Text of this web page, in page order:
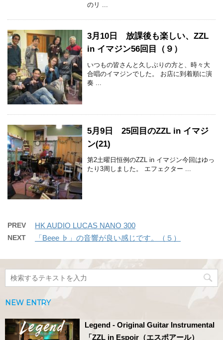
のリ ...
3月10日 放課後も楽しい、ZZL
in イマジン56回目（９）
いつもの皆さんと久しぶりの方と、時々大
合唱のイマジンでした。 お店に到着順に演
奏 ...
5月9日 25回目のZZL in イマジ
ン(21)
第2土曜日恒例のZZL in イマジン今回はゆっ
たり3周しました。 エフェクター ...
PREV HK AUDIO LUCAS NANO 300
NEXT 「Beee ♭」の音響が良い感じです。（５）
NEW ENTRY
Legend - Original Guitar Instrumental
「ZZL in Espoir（エスポアール）